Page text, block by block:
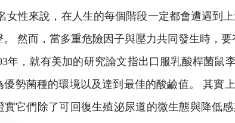
女性來說，在人生的每個階段一定都會遭遇到
然而，當多重危險因子與壓力共同發生時，
年，就有美加的研究論文指出口服乳酸桿菌鼠
優勢菌種的環境以及達到最佳的酸鹼值。 其實
實它們除了可回復生殖泌尿道的微生態與降低